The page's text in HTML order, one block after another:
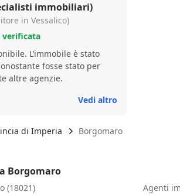
immobiliari)
in Vessalico)
verificata
è stato
fosse stato per
altre agenzie.
Vedi altro
di Imperia Borgomaro
Borgomaro
(18021)
Agenti